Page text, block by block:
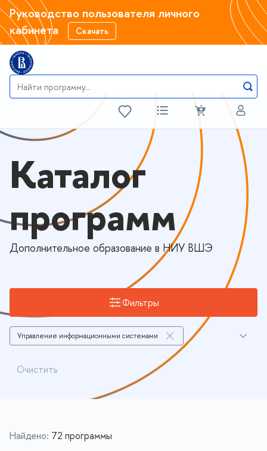
Руководство пользователя личного
кабинета
Скачать
Каталог
программ
Дополнительное образование в НИУ ВШЭ
Фильтры
Управление информационными системами
Инфокоммуникационные технологии и системы связи
Очистить
Найдено: 72 программы